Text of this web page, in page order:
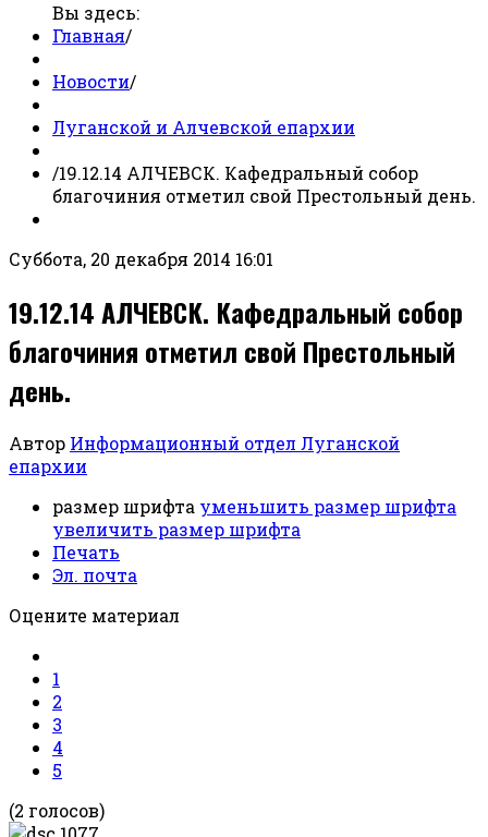
Вы здесь:
Главная/
Новости/
Луганской и Алчевской епархии
/19.12.14 АЛЧЕВСК. Кафедральный собор
благочиния отметил свой Престольный день.
Суббота, 20 декабря 2014 16:01
19.12.14 АЛЧЕВСК. Кафедральный собор
благочиния отметил свой Престольный
день.
Автор Информационный отдел Луганской
епархии
размер шрифта уменьшить размер шрифта
увеличить размер шрифта
Печать
Эл. почта
Оцените материал
1
2
3
4
5
(2 голосов)